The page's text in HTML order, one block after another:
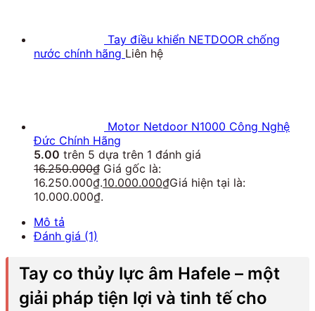
Tay điều khiển NETDOOR chống
nước chính hãng Liên hệ
Motor Netdoor N1000 Công Nghệ
Đức Chính Hãng
5.00 trên 5 dựa trên 1 đánh giá
16.250.000₫ Giá gốc là:
16.250.000₫.10.000.000₫Giá hiện tại là:
10.000.000₫.
Mô tả
Đánh giá (1)
Tay co thủy lực âm Hafele – một
giải pháp tiện lợi và tinh tế cho